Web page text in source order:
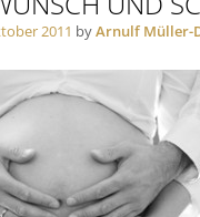
2011 byArnulf Müller-